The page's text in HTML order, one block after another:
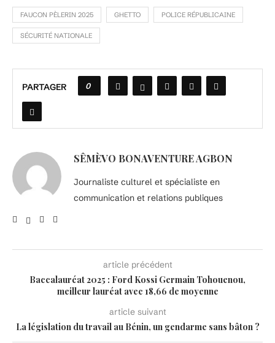
FAUCON PÈLERIN 2025 GHETTO POLICE RÉPUBLICAINE
SÉCURITÉ NATIONALE
PARTAGER 0
SÊMÈVO BONAVENTURE AGBON
Journaliste culturel et spécialiste en
communication et relations publiques
article précédent
Baccalauréat 2025 : Ford Kossi Germain Tohouenou,
meilleur lauréat avec 18,66 de moyenne
article suivant
La législation du travail au Bénin, un gendarme sans bâton ?